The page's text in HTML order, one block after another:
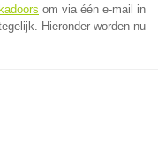
om via één e-mail in
Hieronder worden nu